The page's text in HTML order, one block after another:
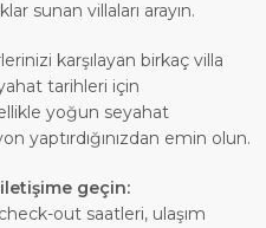
sunan villaları arayın.
karşılayan birkaç villa
tarihleri için
yoğun seyahat
yaptırdığınızdan emin olun.
geçin:
out saatleri, ulaşım